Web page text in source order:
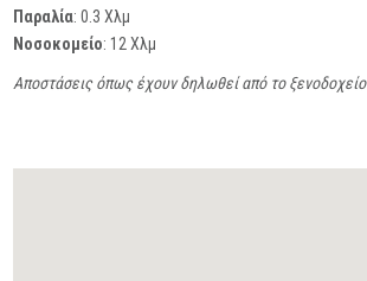
Παραλία: 0.3 Χλμ
Νοσοκομείο: 12 Χλμ
Αποστάσεις όπως έχουν δηλωθεί από το ξενοδοχείο